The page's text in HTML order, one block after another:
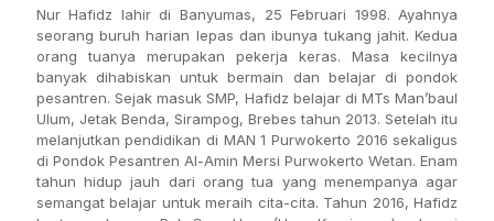
Nur Hafidz lahir di Banyumas, 25 Februari 1998. Ayahnya
seorang buruh harian lepas dan ibunya tukang jahit. Kedua
orang tuanya merupakan pekerja keras. Masa kecilnya
banyak dihabiskan untuk bermain dan belajar di pondok
pesantren. Sejak masuk SMP, Hafidz belajar di MTs Man’baul
Ulum, Jetak Benda, Sirampog, Brebes tahun 2013. Setelah itu
melanjutkan pendidikan di MAN 1 Purwokerto 2016 sekaligus
di Pondok Pesantren Al-Amin Mersi Purwokerto Wetan. Enam
tahun hidup jauh dari orang tua yang menempanya agar
semangat belajar untuk meraih cita-cita. Tahun 2016, Hafidz